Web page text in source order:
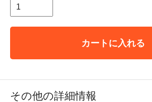
カートに入れる
その他の詳細情報